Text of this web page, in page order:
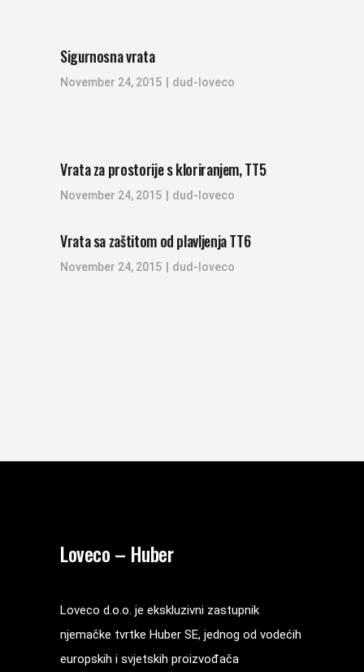
Sigurnosna vrata
November 24, 2015 dud-loveco
Vrata za prostorije s kloriranjem, TT5
November 24, 2015 dud-loveco
Vrata sa zaštitom od plavljenja TT6
November 24, 2015 dud-loveco
Loveco – Huber
Loveco d.o.o. je ekskluzivni zastupnik
njemačke tvrtke Huber SE, jednog od vodećih
europskih i svjetskih proizvođača